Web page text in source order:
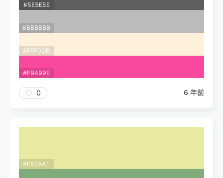
#5E5E5E
#BBBBBB
#FFF0DB
#F9499E
0 6 年前
#E8EAA1